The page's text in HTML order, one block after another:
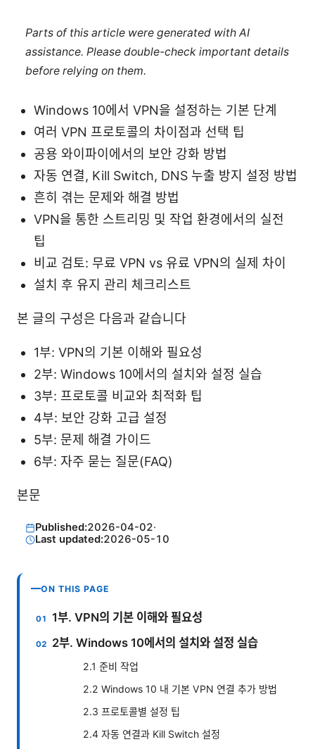
Parts of this article were generated with AI
assistance. Please double-check important details
before relying on them.
Windows 10에서 VPN을 설정하는 기본 단계
여러 VPN 프로토콜의 차이점과 선택 팁
공용 와이파이에서의 보안 강화 방법
자동 연결, Kill Switch, DNS 누출 방지 설정 방법
흔히 겪는 문제와 해결 방법
VPN을 통한 스트리밍 및 작업 환경에서의 실전
팁
비교 검토: 무료 VPN vs 유료 VPN의 실제 차이
설치 후 유지 관리 체크리스트
본 글의 구성은 다음과 같습니다
1부: VPN의 기본 이해와 필요성
2부: Windows 10에서의 설치와 설정 실습
3부: 프로토콜 비교와 최적화 팁
4부: 보안 강화 고급 설정
5부: 문제 해결 가이드
6부: 자주 묻는 질문(FAQ)
본문
Published:2026-04-02·
Last updated:2026-05-10
ON THIS PAGE
1부. VPN의 기본 이해와 필요성
2부. Windows 10에서의 설치와 설정 실습
2.1 준비 작업
2.2 Windows 10 내 기본 VPN 연결 추가 방법
2.3 프로토콜별 설정 팁
2.4 자동 연결과 Kill Switch 설정